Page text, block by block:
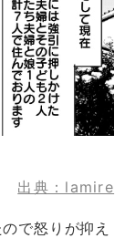
出典：lamire
で怒りが抑え